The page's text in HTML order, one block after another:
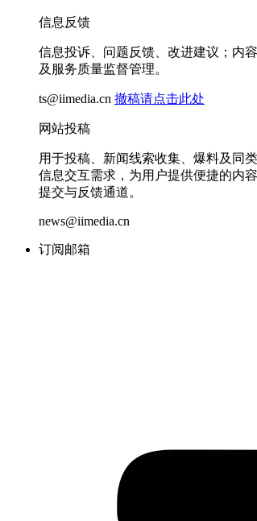
信息反馈
信息投诉、问题反馈、改进建议；内容
及服务质量监督管理。
ts@iimedia.cn 撤稿请点击此处
网站投稿
用于投稿、新闻线索收集、爆料及同类
信息交互需求，为用户提供便捷的内容
提交与反馈通道。
news@iimedia.cn
订阅邮箱